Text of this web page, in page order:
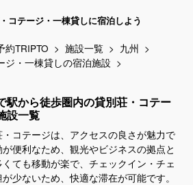
コテージ・一棟貸しに宿泊しよう
約TRIPTO 施設一覧
九州
ジ・一棟貸しの宿泊施設
駅から徒歩圏内の貸別荘・コテー
設一覧
コテージは、アクセスの良さが魅力で
便利なため、観光やビジネスの拠点と
ても移動が楽で、チェックイン・チェ
少ないため、快適な滞在が可能です。